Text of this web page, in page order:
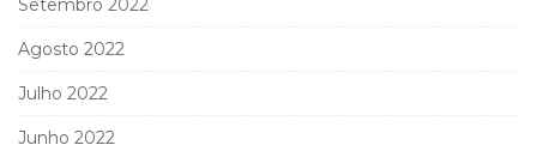
Setembro 2022
Agosto 2022
Julho 2022
Junho 2022